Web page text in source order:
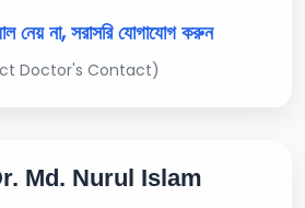
নেয় না, সরাসরি যোগাযোগ করুন
Doctor's Contact)
Md. Nurul Islam